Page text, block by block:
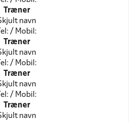
Træner
navn
Tel: / Mobil:
Træner
navn
Tel: / Mobil:
Træner
navn
Tel: / Mobil:
Træner
navn